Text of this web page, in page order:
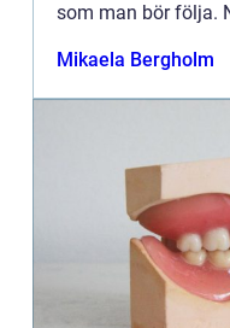
som man bör följa.
Mikaela Bergholm